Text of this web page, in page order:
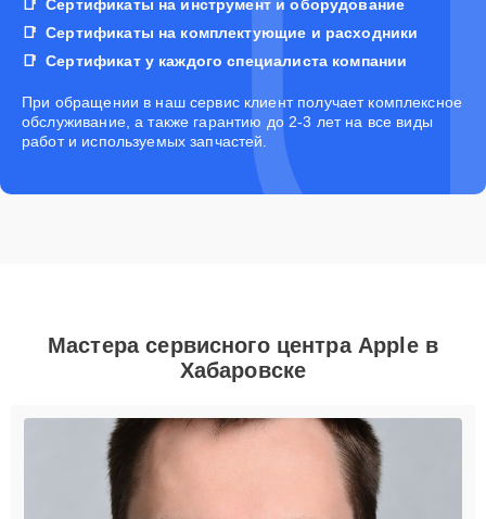
Сертификаты на инструмент и оборудование
Сертификаты на комплектующие и расходники
Сертификат у каждого специалиста компании
При обращении в наш сервис клиент получает комплексное
обслуживание, а также гарантию до 2-3 лет на все виды
работ и используемых запчастей.
Мастера сервисного центра Apple в
Хабаровске